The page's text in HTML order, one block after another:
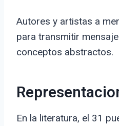
Autores y artistas a
para transmitir
conceptos abstractos.
En la literatura, el 31